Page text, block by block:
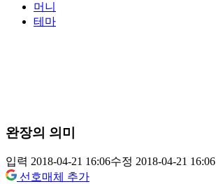
머니
테마
완장의 의미
입력 2018-04-21 16:06수정 2018-04-21 16:06
선호매체 추가